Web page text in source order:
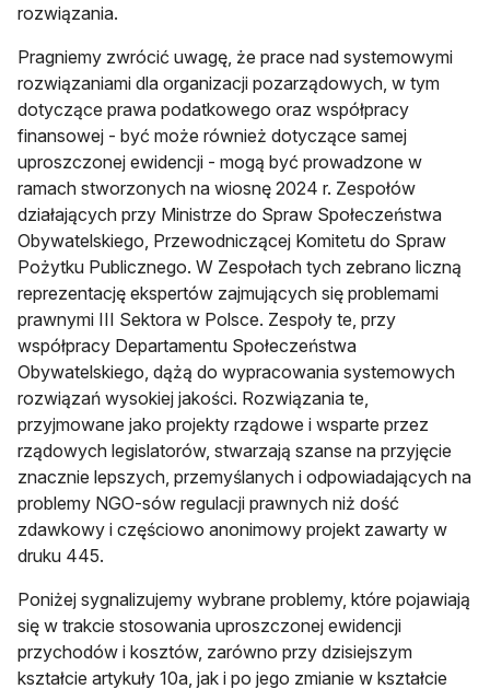
rozwiązania.
Pragniemy zwrócić uwagę, że prace nad systemowymi
rozwiązaniami dla organizacji pozarządowych, w tym
dotyczące prawa podatkowego oraz współpracy
finansowej - być może również dotyczące samej
uproszczonej ewidencji - mogą być prowadzone w
ramach stworzonych na wiosnę 2024 r. Zespołów
działających przy Ministrze do Spraw Społeczeństwa
Obywatelskiego, Przewodniczącej Komitetu do Spraw
Pożytku Publicznego. W Zespołach tych zebrano liczną
reprezentację ekspertów zajmujących się problemami
prawnymi III Sektora w Polsce. Zespoły te, przy
współpracy Departamentu Społeczeństwa
Obywatelskiego, dążą do wypracowania systemowych
rozwiązań wysokiej jakości. Rozwiązania te,
przyjmowane jako projekty rządowe i wsparte przez
rządowych legislatorów, stwarzają szanse na przyjęcie
znacznie lepszych, przemyślanych i odpowiadających na
problemy NGO-sów regulacji prawnych niż dość
zdawkowy i częściowo anonimowy projekt zawarty w
druku 445.
Poniżej sygnalizujemy wybrane problemy, które pojawiają
się w trakcie stosowania uproszczonej ewidencji
przychodów i kosztów, zarówno przy dzisiejszym
kształcie artykuły 10a, jak i po jego zmianie w kształcie